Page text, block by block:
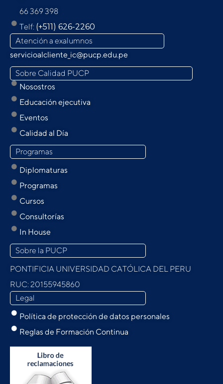
66 369 398
Telf: (+511) 626-2260
Atención a exalumnos
servicioalcliente_ic@pucp.edu.pe
Sobre Calidad PUCP
Nosostros
Educación ejecutiva
Eventos
Calidad al Día
Programas
Diplomaturas
Programas
Cursos
Consultorías
In House
Sobre la PUCP
PONTIFICIA UNIVERSIDAD CATÓLICA DEL PERU
RUC: 20155945860
Legal
Política de protección de datos personales
Reglas de Formación Continua